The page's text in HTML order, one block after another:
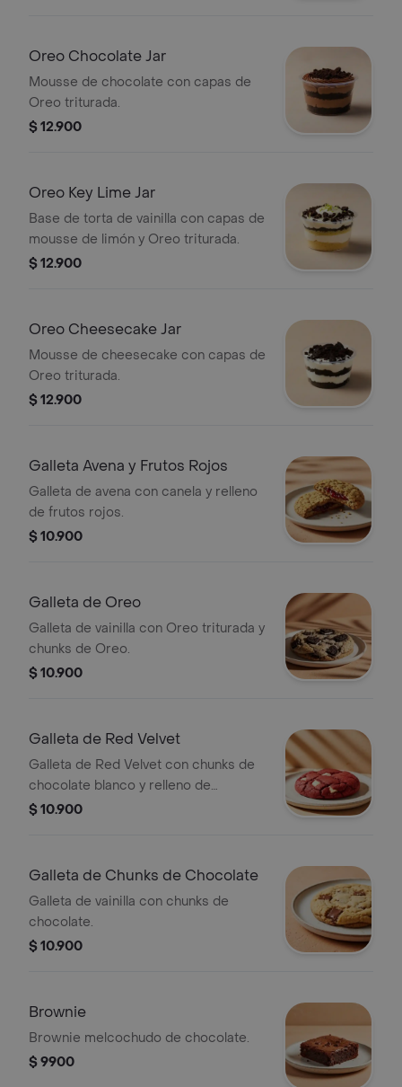
Oreo Chocolate Jar
Mousse de chocolate con capas de
Oreo triturada.
$ 12.900
Oreo Key Lime Jar
Base de torta de vainilla con capas de
mousse de limón y Oreo triturada.
$ 12.900
Oreo Cheesecake Jar
Mousse de cheesecake con capas de
Oreo triturada.
$ 12.900
Galleta Avena y Frutos Rojos
Galleta de avena con canela y relleno
de frutos rojos.
$ 10.900
Galleta de Oreo
Galleta de vainilla con Oreo triturada y
chunks de Oreo.
$ 10.900
Galleta de Red Velvet
Galleta de Red Velvet con chunks de
chocolate blanco y relleno de
Cheesecake.
$ 10.900
Galleta de Chunks de Chocolate
Galleta de vainilla con chunks de
chocolate.
$ 10.900
Brownie
Brownie melcochudo de chocolate.
$ 9900